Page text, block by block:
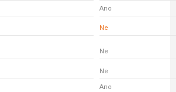
Ano
Ne
Ne
Ne
Ano